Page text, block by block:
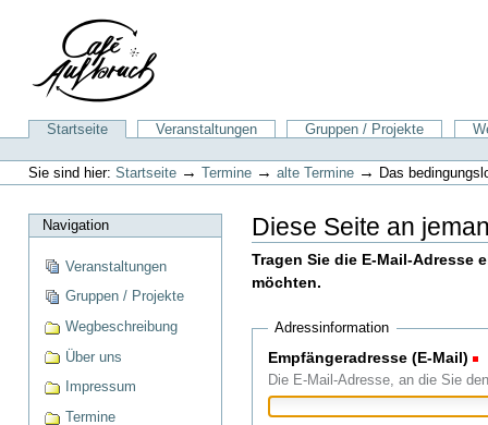
Navigation
SektionenStartseite Veranstaltungen Gruppen / Projekte
Benutzerspezifische
Werkzeuge
Sie sind hier: Startseite → Termine → alte Termine → Das
Navigation
Veranstaltungen
Gruppen / Projekte
Wegbeschreibung
Über uns
Impressum
Termine
Diese Seite an
Tragen Sie die E-Mail-Adresse
möchten.
Adressinformation
Empfängeradresse (E-Mail)
Die E-Mail-Adresse, an die Sie